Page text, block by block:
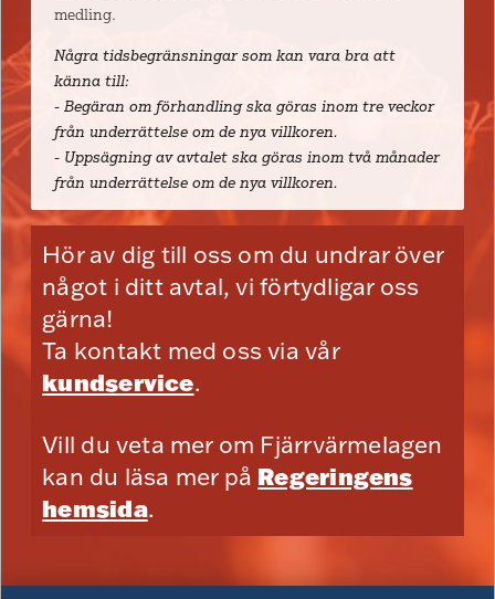
medling.
Några tidsbegränsningar som kan vara bra att
känna till:
- Begäran om förhandling ska göras inom tre veckor
från underrättelse om de nya villkoren.
- Uppsägning av avtalet ska göras inom två månader
från underrättelse om de nya villkoren.
Hör av dig till oss om du undrar över
något i ditt avtal, vi förtydligar oss
gärna!
Ta kontakt med oss via vår
kundservice.
Vill du veta mer om Fjärrvärmelagen
kan du läsa mer på Regeringens
hemsida.